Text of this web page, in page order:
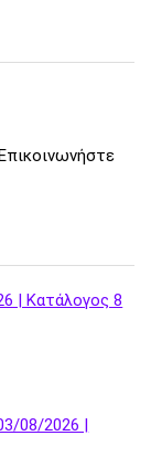
| Κατάλογος 8
08/2026 |